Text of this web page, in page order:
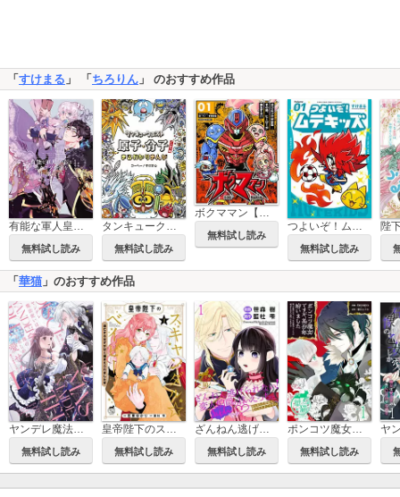
「すけまる 」 「ちろりん 」 のおすすめ作品
有能な軍人皇弟はカタブツ令嬢を甘く溺愛する
無料試し読み 無料試し読み
無料試し読み
無料試し読み
「 華猫 」のおすすめ作品
ヤンデレ魔法使いは石像の乙女しか愛せない 魔女は愛弟子の熱い口づけでとける
無料試し読み
皇帝陛下のスキャンダル☆ベイビー 逃亡するはずが甘く捕まえられました
無料試し読み
ざんねん逃げられない！変人伯爵の甘いえっちにきゅんです 昼も夜も旦那様の愛の力がすごすぎる！ 【短編】
無料試し読み
ポンコツ魔女ですが、美少年拾いました 呪いが解けたら、えっちな猛攻プリンスに成長するなんて聞いてません！？ 【短編】
無料試し読み